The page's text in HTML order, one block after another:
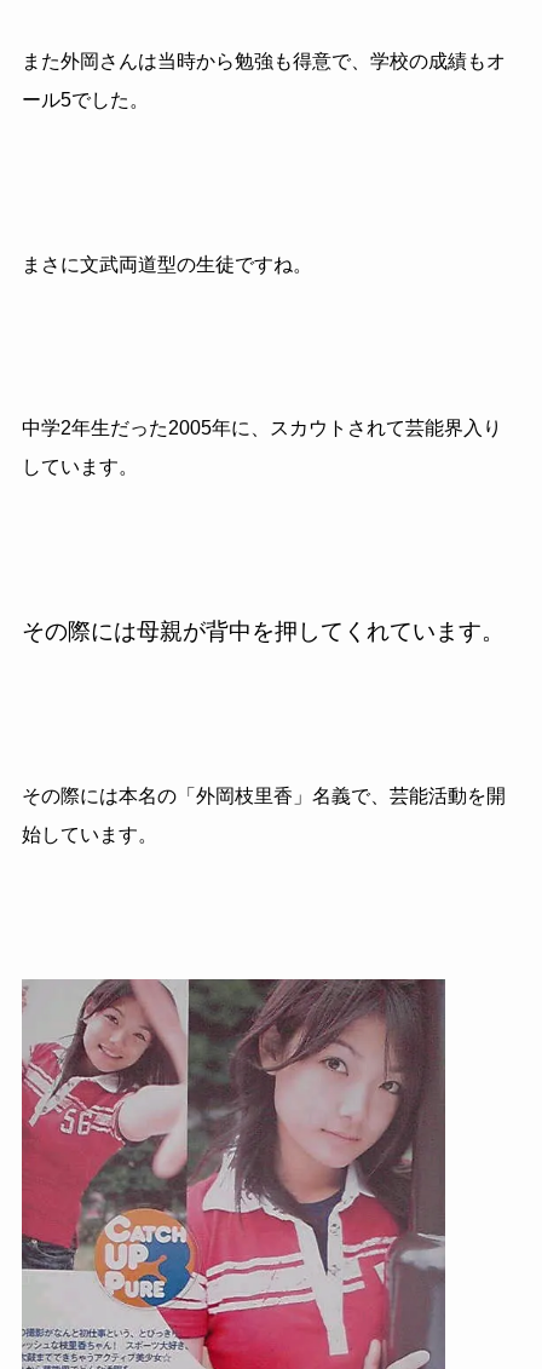
また外岡さんは当時から勉強も得意で、学校の成績もオ
ール5でした。
まさに文武両道型の生徒ですね。
中学2年生だった2005年に、スカウトされて芸能界入り
しています。
その際には母親が背中を押してくれています。
その際には本名の「外岡枝里香」名義で、芸能活動を開
始しています。